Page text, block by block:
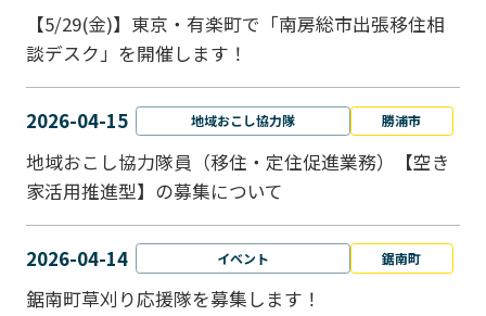
【5/29(金)】東京・有楽町で「南房総市出張移住相
談デスク」を開催します！
2026-04-15 地域おこし協力隊 勝浦市
地域おこし協力隊員（移住・定住促進業務）【空き
家活用推進型】の募集について
2026-04-14 イベント 鋸南町
鋸南町草刈り応援隊を募集します！